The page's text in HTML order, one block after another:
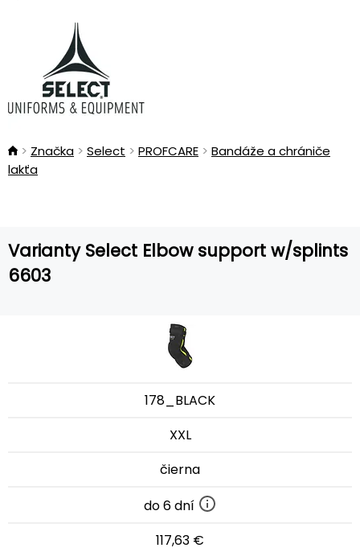
Značka Select PROFCARE
Bandáže a chrániče
lakťa
Varianty Select Elbow support w/splints
6603
178_BLACK
XXL
čierna
do 6 dní
117,63 €